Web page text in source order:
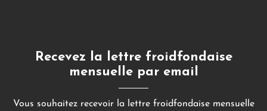
Recevez la lettre froidfondaise
mensuelle par email
Vous souhaitez recevoir la lettre froidfondaise mensuelle